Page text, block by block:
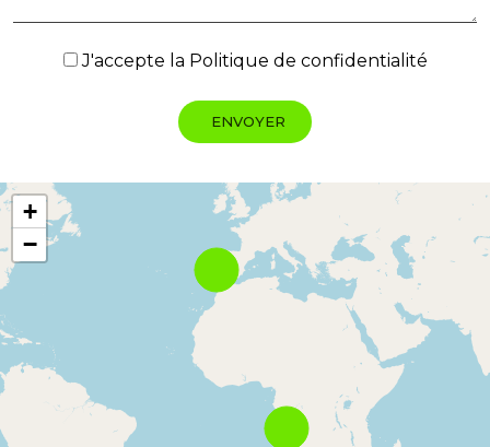
J'accepte la Politique de confidentialité
+
−